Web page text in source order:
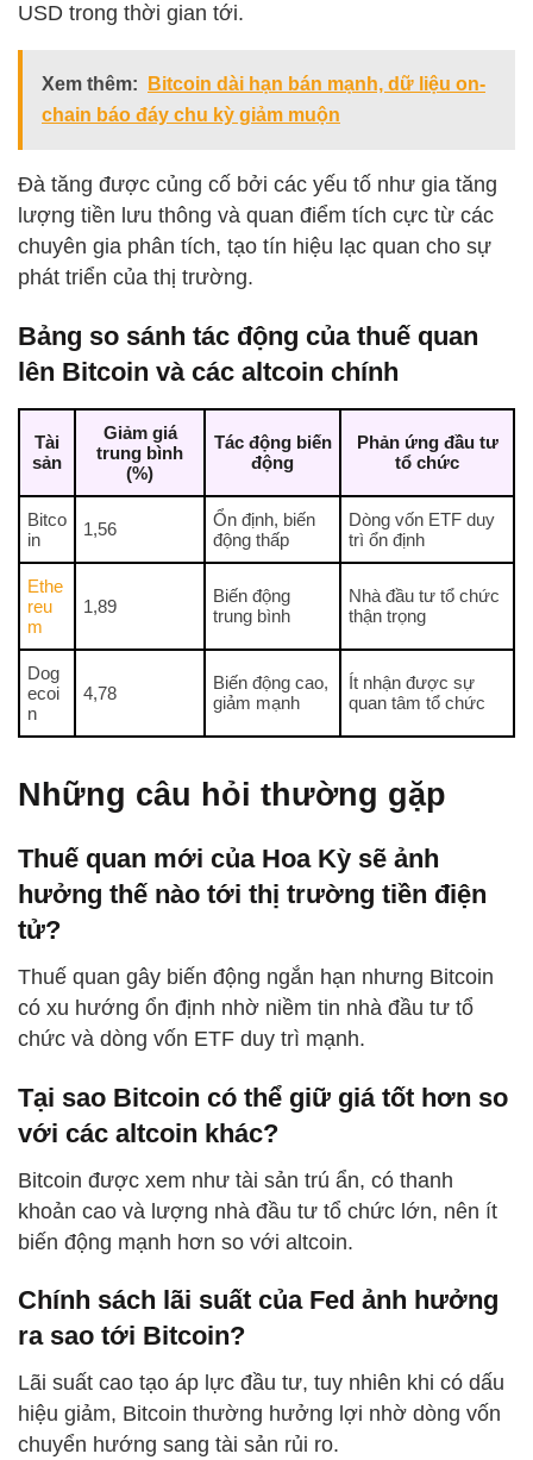
USD trong thời gian tới.
Xem thêm:
Bitcoin dài hạn bán mạnh, dữ liệu on-
chain báo đáy chu kỳ giảm muộn
Đà tăng được củng cố bởi các yếu tố như gia tăng
lượng tiền lưu thông và quan điểm tích cực từ các
chuyên gia phân tích, tạo tín hiệu lạc quan cho sự
phát triển của thị trường.
Bảng so sánh tác động của thuế quan
lên Bitcoin và các altcoin chính
Tài
sản
Giảm giá
trung bình
(%)
Tác động biến
động
Phản ứng đầu tư
tổ chức
Bitco
in
1,56
Ổn định, biến
động thấp
Dòng vốn ETF duy
trì ổn định
Ethe
reu
m
1,89
Biến động
trung bình
Nhà đầu tư tổ chức
thận trọng
Dog
ecoi
n
4,78
Biến động cao,
giảm mạnh
Ít nhận được sự
quan tâm tổ chức
Những câu hỏi thường gặp
Thuế quan mới của Hoa Kỳ sẽ ảnh
hưởng thế nào tới thị trường tiền điện
tử?
Thuế quan gây biến động ngắn hạn nhưng Bitcoin
có xu hướng ổn định nhờ niềm tin nhà đầu tư tổ
chức và dòng vốn ETF duy trì mạnh.
Tại sao Bitcoin có thể giữ giá tốt hơn so
với các altcoin khác?
Bitcoin được xem như tài sản trú ẩn, có thanh
khoản cao và lượng nhà đầu tư tổ chức lớn, nên ít
biến động mạnh hơn so với altcoin.
Chính sách lãi suất của Fed ảnh hưởng
ra sao tới Bitcoin?
Lãi suất cao tạo áp lực đầu tư, tuy nhiên khi có dấu
hiệu giảm, Bitcoin thường hưởng lợi nhờ dòng vốn
chuyển hướng sang tài sản rủi ro.